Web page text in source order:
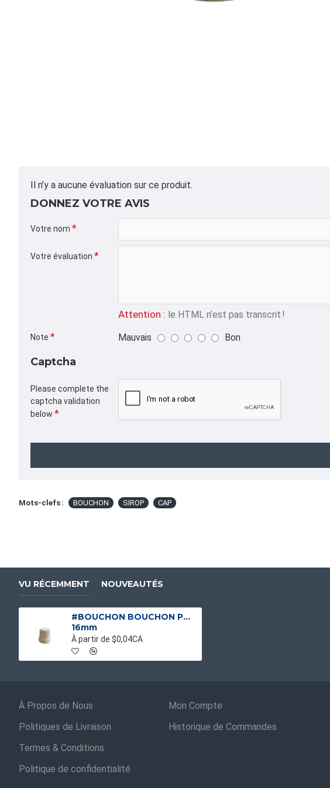
Il n’y a aucune évaluation sur ce produit.
DONNEZ VOTRE AVIS
Votre nom
Votre évaluation
Attention : le HTML n’est pas transcrit !
Note Mauvais Bon
Captcha
Please complete the
captcha validation
below
Mots-clefs : BOUCHON SIROP CAP
VU RÉCEMMENT NOUVEAUTÉS
#BOUCHON BOUCHON POUR POCHETTE 500ML/250ML
16mm
À partir de $0,04CA
À Propos de Nous
Politiques de Livraison
Termes & Conditions
Politique de confidentialité
Mon Compte
Historique de Commandes